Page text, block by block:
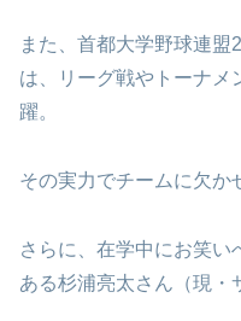
また、首都大学野球連
は、リーグ戦やトーナメ
躍。
その実力でチームに欠か
さらに、在学中にお笑い
ある杉浦亮太さん（現・